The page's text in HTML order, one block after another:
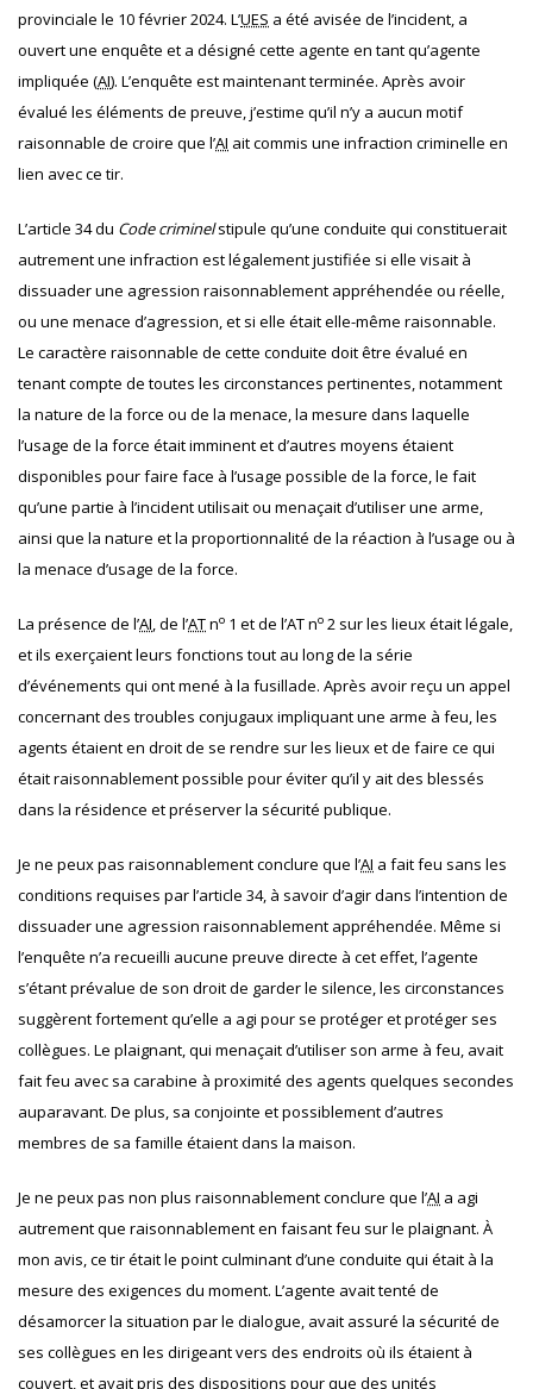
provinciale le 10 février 2024. L’UES a été avisée de l’incident, a
ouvert une enquête et a désigné cette agente en tant qu’agente
impliquée (AI). L’enquête est maintenant terminée. Après avoir
évalué les éléments de preuve, j’estime qu’il n’y a aucun motif
raisonnable de croire que l’AI ait commis une infraction criminelle en
lien avec ce tir.
L’article 34 du Code criminelstipule qu’une conduite qui constituerait
autrement une infraction est légalement justifiée si elle visait à
dissuader une agression raisonnablement appréhendée ou réelle,
ou une menace d’agression, et si elle était elle-même raisonnable.
Le caractère raisonnable de cette conduite doit être évalué en
tenant compte de toutes les circonstances pertinentes, notamment
la nature de la force ou de la menace, la mesure dans laquelle
l’usage de la force était imminent et d’autres moyens étaient
disponibles pour faire face à l’usage possible de la force, le fait
qu’une partie à l’incident utilisait ou menaçait d’utiliser une arme,
ainsi que la nature et la proportionnalité de la réaction à l’usage ou à
la menace d’usage de la force.
La présence de l’AI, de l’ATno 1 et de l’ATno 2 sur les lieux était légale,
et ils exerçaient leurs fonctions tout au long de la série
d’événements qui ont mené à la fusillade. Après avoir reçu un appel
concernant des troubles conjugaux impliquant une arme à feu, les
agents étaient en droit de se rendre sur les lieux et de faire ce qui
était raisonnablement possible pour éviter qu’il y ait des blessés
dans la résidence et préserver la sécurité publique.
Je ne peux pas raisonnablement conclure que l’AI a fait feu sans les
conditions requises par l’article 34, à savoir d’agir dans l’intention de
dissuader une agression raisonnablement appréhendée. Même si
l’enquête n’a recueilli aucune preuve directe à cet effet, l’agente
s’étant prévalue de son droit de garder le silence, les circonstances
suggèrent fortement qu’elle a agi pour se protéger et protéger ses
collègues. Le plaignant, qui menaçait d’utiliser son arme à feu, avait
fait feu avec sa carabine à proximité des agents quelques secondes
auparavant. De plus, sa conjointe et possiblement d’autres
membres de sa famille étaient dans la maison.
Je ne peux pas non plus raisonnablement conclure que l’AI a agi
autrement que raisonnablement en faisant feu sur le plaignant. À
mon avis, ce tir était le point culminant d’une conduite qui était à la
mesure des exigences du moment. L’agente avait tenté de
désamorcer la situation par le dialogue, avait assuré la sécurité de
ses collègues en les dirigeant vers des endroits où ils étaient à
couvert, et avait pris des dispositions pour que des unités